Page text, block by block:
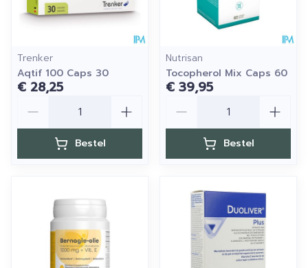
Trenker
Aqtif 100 Caps 30
€ 28,25
Bestel
Nutrisan
Tocopherol Mix Caps 60
€ 39,95
Bestel